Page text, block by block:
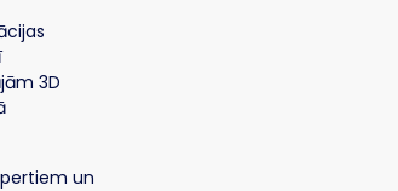
3D
un